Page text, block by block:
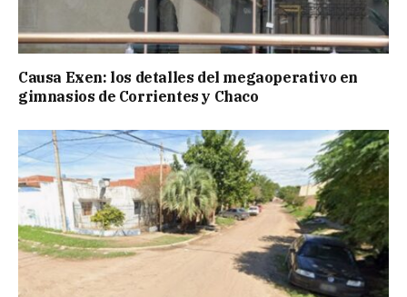
Causa Exen: los detalles del megaoperativo en
gimnasios de Corrientes y Chaco